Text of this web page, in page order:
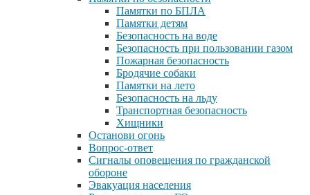
Памятки по БПЛА
Памятки детям
Безопасность на воде
Безопасность при пользовании газом
Пожарная безопасность
Бродячие собаки
Памятки на лето
Безопасность на льду
Транспортная безопасность
Хищники
Останови огонь
Вопрос-ответ
Сигналы оповещения по гражданской
обороне
Эвакуация населения